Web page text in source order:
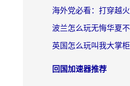
回国加速器推荐